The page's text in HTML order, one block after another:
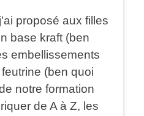
proposé aux filles
base kraft (ben
embellissements
(ben quoi
notre formation
de A à Z, les